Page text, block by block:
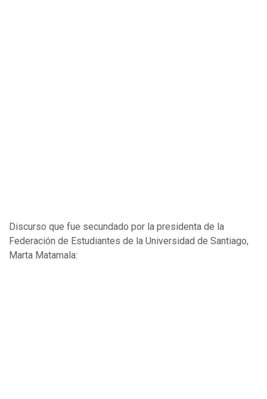
Discurso que fue secundado por la presidenta de la
Federación de Estudiantes de la Universidad de Santiago,
Marta Matamala: